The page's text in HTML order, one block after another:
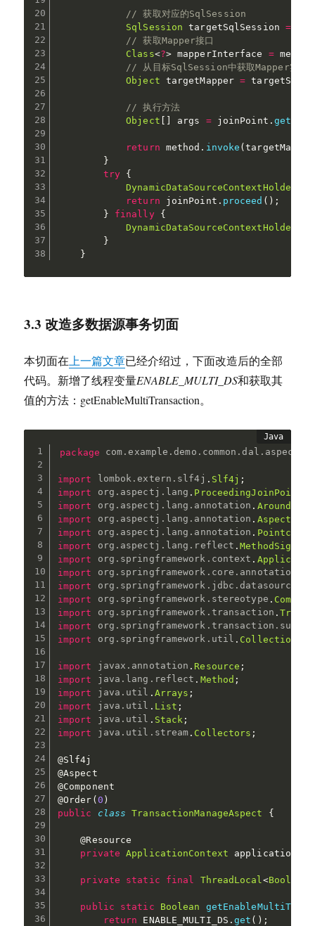
// 获取对应的SqlSession
SqlSession targetSqlSession =
// 获取Mapper接口
Class<?> mapperInterface = method
// 从目标SqlSession中获取Mapper实例
Object targetMapper =
// 执行方法
Object
args = joinPoint . getArgs
return method . invoke (targetMapper
}
try {
DynamicDataSourceContextHolder
return joinPoint . proceed ( ) ;
}
finally
{
DynamicDataSourceContextHolder
}
}
3.3 改造多数据源事务切面
本切面在 上一篇文章已经介绍过，下面改造后的全部
代码。新增了线程变量ENABLE_MULTI_DS和获取其
值的方法：getEnableMultiTransaction。
package com .example .demo . common .dal . aspect
import lombok .extern . slf4j . Slf4j ;
import
org . aspectj . lang . ProceedingJoinPoint
import
org . aspectj . lang . annotation . Around
import
org . aspectj . lang . annotation . Aspect
import
org . aspectj . lang . annotation . Pointcut
import
org . aspectj . lang . reflect .
import
org . springframework . context .
import
org . springframework . core . annotation
import
org . springframework . jdbc .datasource
import
org . springframework . stereotype .
import
org . springframework . transaction .
import
org . springframework . transaction .
import
org . springframework . util .
import javax . annotation . Resource ;
import
java . lang . reflect . Method ;
import
java . util . Arrays ;
import
java . util . List ;
import
java . util . Stack ;
import
java . util . stream . Collectors ;
@Slf4j
@Aspect
@Component
@Order (0 )
public
class TransactionManageAspect {
@Resource
private
ApplicationContext
private static final ThreadLocal <Boolean
public static Boolean
return ENABLE_MULTI_DS .get ( ) ;